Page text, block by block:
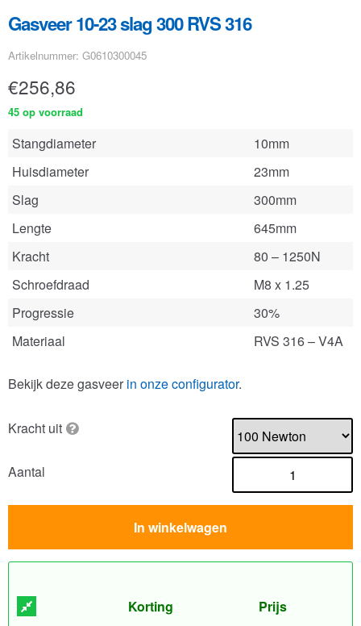
Gasveer 10-23 slag 300 RVS 316
Artikelnummer: G0610300045
€256,86
45 op voorraad
Stangdiameter
10mm
Huisdiameter
23mm
Slag
300mm
Lengte
645mm
Kracht
80 – 1250N
Schroefdraad
M8 x 1.25
Progressie
30%
Materiaal
RVS 316 – V4A
Bekijk deze gasveer in onze configurator.
Kracht uit
Aantal
In winkelwagen
Korting Prijs